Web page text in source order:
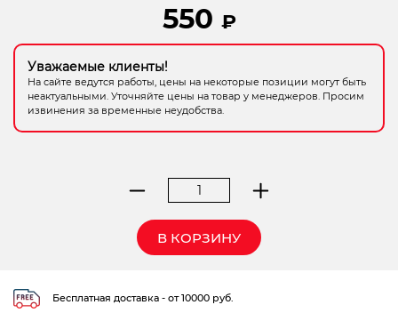
550 ₽
Уважаемые клиенты!
На сайте ведутся работы, цены на некоторые позиции могут быть
неактуальными. Уточняйте цены на товар у менеджеров. Просим
извинения за временные неудобства.
Количество
стамеска
КОБАЛЬТ
х
В КОРЗИНУ
Бесплатная доставка - от 10000 руб.